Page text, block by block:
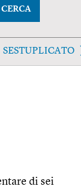
CERCA
SESTUPLICATO
di sei